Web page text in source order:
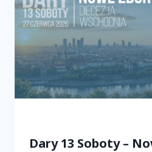
Dary 13 Soboty –